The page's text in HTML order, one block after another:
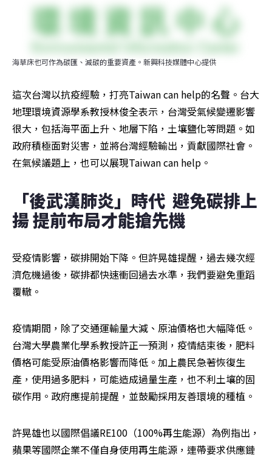
海草床也可作為碳匯、減碳的重要資產。新興科技媒體中心提供
這次台灣以抗疫經驗，打亮Taiwan can help的名聲。台大
地理環境資源學系教授林俊全表示，台灣受氣候變遷影響
很大，包括海平面上升、地層下陷，土壤鹽化等問題。如
政府積極面對災害，並將台灣經驗輸出，貢獻國際社會。
在氣候議題上，也可以展現Taiwan can help。
「後武漢肺炎」時代  避免碳排上
揚 提前布局才能搶先機
受疫情影響，碳排開始下降。但許晃雄提醒，過去幾次經
濟危機過後，碳排都快速衝回過去水準，我們要避免重蹈
覆轍。
疫情期間，除了交通運輸量大減、原油價格也大幅降低。
台灣大學農業化學系教授許正一預測，疫情結束後，肥料
價格可能受原油價格影響而降低。加上農民急著恢復生
產，使用過多肥料，可能造成過量生產，也不利土壤的固
碳作用。政府應提前提醒，並鼓勵採用友善環境的種植。
許晃雄也以國際倡議RE100（100%再生能源）為例指出，
蘋果等國際企業不僅自身使用再生能源，連帶要求供應鏈